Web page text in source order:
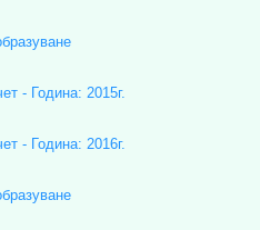
- Година: 2015г.
- Година: 2016г.